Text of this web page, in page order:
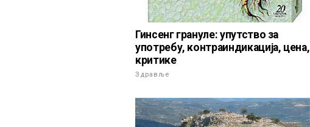
Гинсенг грануле: упутство за
употребу, контраиндикација, цена,
критике
Здравље